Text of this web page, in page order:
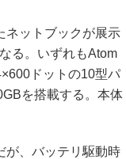
ネットブックが展示
る。いずれもAtom
ドットの10型パ
を搭載する。本体
が、バッテリ駆動時